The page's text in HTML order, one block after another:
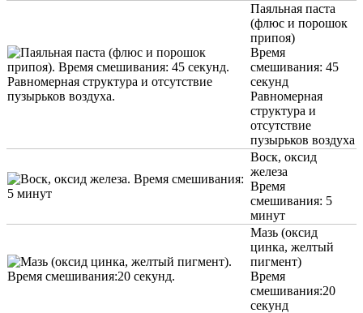
Паяльная паста
(флюс и порошок
припоя)
Время
смешивания: 45
секунд
Равномерная
структура и
отсутствие
пузырьков воздуха
Воск, оксид
железа
Время
смешивания: 5
минут
Мазь (оксид
цинка, желтый
пигмент)
Время
смешивания:20
секунд